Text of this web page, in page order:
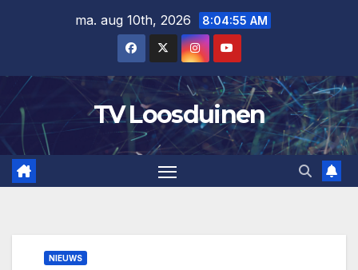
inhoud
ma. aug 10th, 2026 8:04:55 AM
TV Loosduinen
NIEUWS